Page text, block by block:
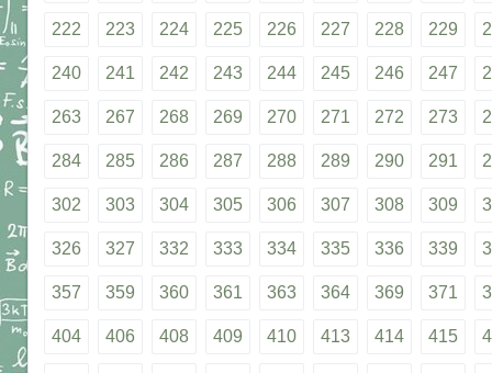
222 223 224 225 226 227 228 229
240 241 242 243 244 245 246 247
263 267 268 269 270 271 272 273
284 285 286 287 288 289 290 291
302 303 304 305 306 307 308 309
326 327 332 333 334 335 336 339
357 359 360 361 363 364 369 371
404 406 408 409 410 413 414 415